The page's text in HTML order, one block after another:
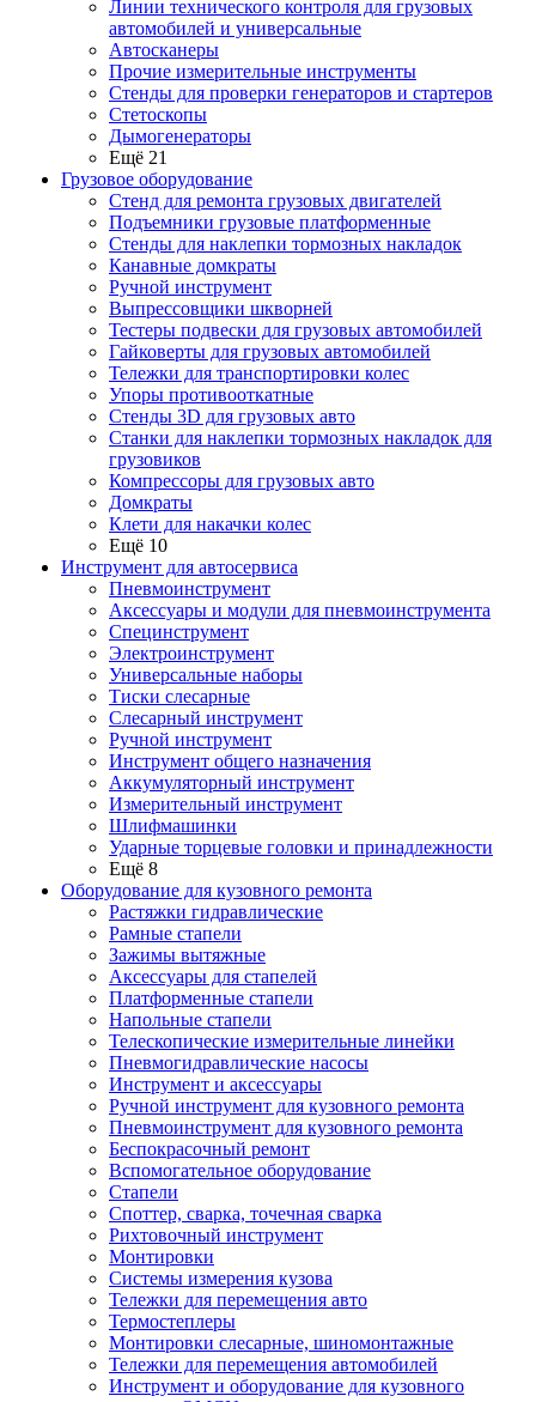
Линии технического контроля для грузовых
автомобилей и универсальные
Автосканеры
Прочие измерительные инструменты
Стенды для проверки генераторов и стартеров
Стетоскопы
Дымогенераторы
Ещё 21
Грузовое оборудование
Стенд для ремонта грузовых двигателей
Подъемники грузовые платформенные
Стенды для наклепки тормозных накладок
Канавные домкраты
Ручной инструмент
Выпрессовщики шкворней
Тестеры подвески для грузовых автомобилей
Гайковерты для грузовых автомобилей
Тележки для транспортировки колес
Упоры противооткатные
Стенды 3D для грузовых авто
Станки для наклепки тормозных накладок для
грузовиков
Компрессоры для грузовых авто
Домкраты
Клети для накачки колес
Ещё 10
Инструмент для автосервиса
Пневмоинструмент
Аксессуары и модули для пневмоинструмента
Специнструмент
Электроинструмент
Универсальные наборы
Тиски слесарные
Слесарный инструмент
Ручной инструмент
Инструмент общего назначения
Аккумуляторный инструмент
Измерительный инструмент
Шлифмашинки
Ударные торцевые головки и принадлежности
Ещё 8
Оборудование для кузовного ремонта
Растяжки гидравлические
Рамные стапели
Зажимы вытяжные
Аксессуары для стапелей
Платформенные стапели
Напольные стапели
Телескопические измерительные линейки
Пневмогидравлические насосы
Инструмент и аксессуары
Ручной инструмент для кузовного ремонта
Пневмоинструмент для кузовного ремонта
Беспокрасочный ремонт
Вспомогательное оборудование
Стапели
Споттер, сварка, точечная сварка
Рихтовочный инструмент
Монтировки
Системы измерения кузова
Тележки для перемещения авто
Термостеплеры
Монтировки слесарные, шиномонтажные
Тележки для перемещения автомобилей
Инструмент и оборудование для кузовного